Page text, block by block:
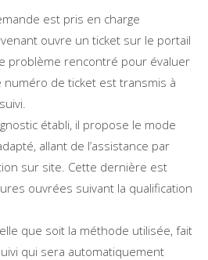
est pris en charge
ouvre un ticket sur le portail
problème rencontré pour évaluer
numéro de ticket est transmis à
établi, il propose le mode
allant de l’assistance par
sur site. Cette dernière est
ouvrées suivant la qualification
que soit la méthode utilisée, fait
qui sera automatiquement